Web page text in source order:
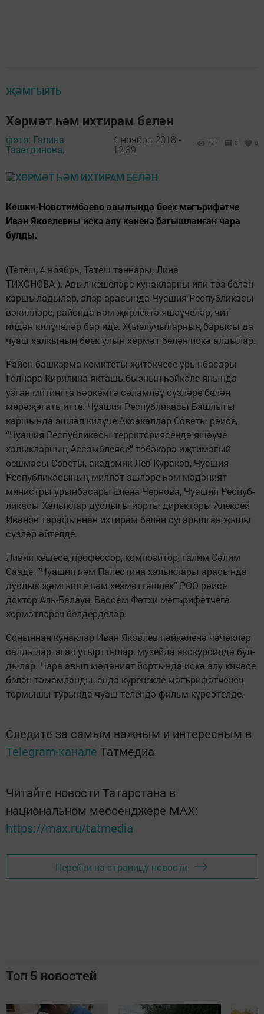
ҖӘМГЫЯТЬ
Хөрмәт һәм ихтирам белән
фото: Галина
Тазетдинова,
4 ноябрь 2018 -
12:39
777 0 0
Кошки-Новотимбаево авылында бөек мәгърифәтче
Иван Яковлевны искә алу көненә багышланган чара
булды.
(Тәтеш, 4 ноябрь, Тәтеш таңнары, Лина
ТИХОНОВА ). Авыл кешеләре кунак­ларны ипи-тоз белән
каршыладылар, алар ара­­сында Чуашия Рес­пуб­ликасы
вәкилләре, районда һәм җирлектә яшәүчеләр, чит
илдән килүчеләр бар иде. Җые­лучыларның барысы да
чуаш халкының бөек улын хөрмәт белән искә алдылар.
Район башкарма комитеты җитәкчесе урынбасары
Гөлнара Кирилина якташыбызның һәйкәле янында
узган митингта һәркемгә сә­ламләү сүзләре белән
мөрәҗәгать итте. Чуашия Респуб­ликасы Баш­лыгы
каршында эш­ләп килүче Аксакал­лар Советы рәисе,
“Чуашия Республикасы территориясендә яш­әү­че
халык­ларның Ас­самблеясе” төбәкара иҗ­­ти­­магый
оешмасы Советы, академик Лев Кураков, Чуашия
Респуб­ликасының милләт эшләре һәм мәдәният
министры урынбасары Елена Чернова, Чуашия Респуб­
ликасы Халыклар дуслыгы йорты директоры Алексей
Иванов тарафыннан ихтирам белән сугарылган җылы
сүз­ләр ­әйтелде.
Ливия кешесе, профессор, композитор, галим Сәлим
Сааде, “Чуашия һәм Палестина халык­лары арасында
дуслык җәмгыяте һәм хезмәттәшлек” РОО рәисе
доктор Аль-Балауи, Бассам Фәтхи мәгъ­рифәтчегә
хөрмәтләрен белдерделәр.
Соңыннан кунаклар ­Ив­ан Яковлев һәйкә­ленә чәчәкләр
салдылар, аг­ач утырттылар, музейда экскурсиядә бул­
ды­лар. Чара авыл мәдәни­ят йортында искә алу кичә­се
белән тәмам­ланды, анда күренекле мәгъри­фәтченең
тормышы турында чуаш телендә фильм күрсәтелде.
Следите за самым важным и интересным в
Telegram-канале Татмедиа
Читайте новости Татарстана в
национальном мессенджере MАХ:
https://max.ru/tatmedia
Перейти на страницу новости
Топ 5 новостей